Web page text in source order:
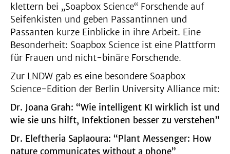
klettern bei „Soapbox Science“ Forschende auf
Seifenkisten und geben Passantinnen und
Passanten kurze Einblicke in ihre Arbeit. Eine
Besonderheit: Soapbox Science ist eine Plattform
für Frauen und nicht-binäre Forschende.
Zur LNDW gab es eine besondere Soapbox
Science-Edition der Berlin University Alliance mit:
Dr. Joana Grah: “Wie intelligent KI wirklich ist und
wie sie uns hilft, Infektionen besser zu verstehen”
Dr. Eleftheria Saplaoura: “Plant Messenger: How
nature communicates without a phone”